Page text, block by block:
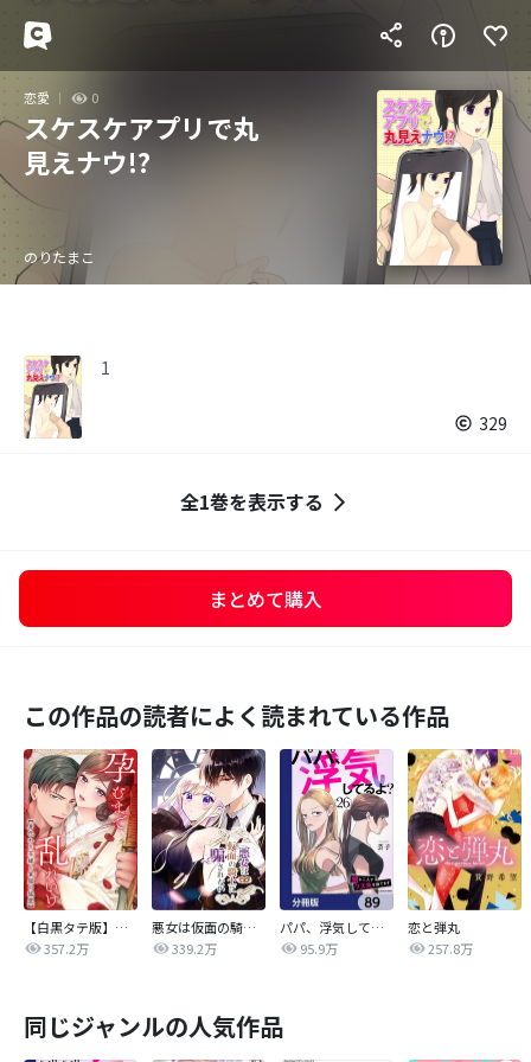
恋愛 0
スケスケアプリで丸
見えナウ!?
のりたまこ
1
329
全1巻を表示する
まとめて購入
この作品の読者によく読まれている作品
【白黒タテ版】孕むまで乱れいけ～身代わり花嫁と軍服の猛愛
357.2万
悪女は仮面の騎士に騙されない
339.2万
パパ、浮気してるよ？娘と二人でクズ夫を捨てます【分冊版】
95.9万
恋と弾丸
257.8万
同じジャンルの人気作品